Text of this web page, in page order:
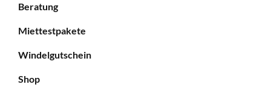
Beratung
Miettestpakete
Windelgutschein
Shop